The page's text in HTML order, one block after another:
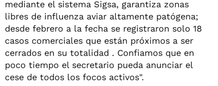
mediante el sistema Sigsa, garantiza zonas
libres de influenza aviar altamente patógena;
desde febrero a la fecha se registraron solo 18
casos comerciales que están próximos a ser
cerrados en su totalidad . Confiamos que en
poco tiempo el secretario pueda anunciar el
cese de todos los focos activos".